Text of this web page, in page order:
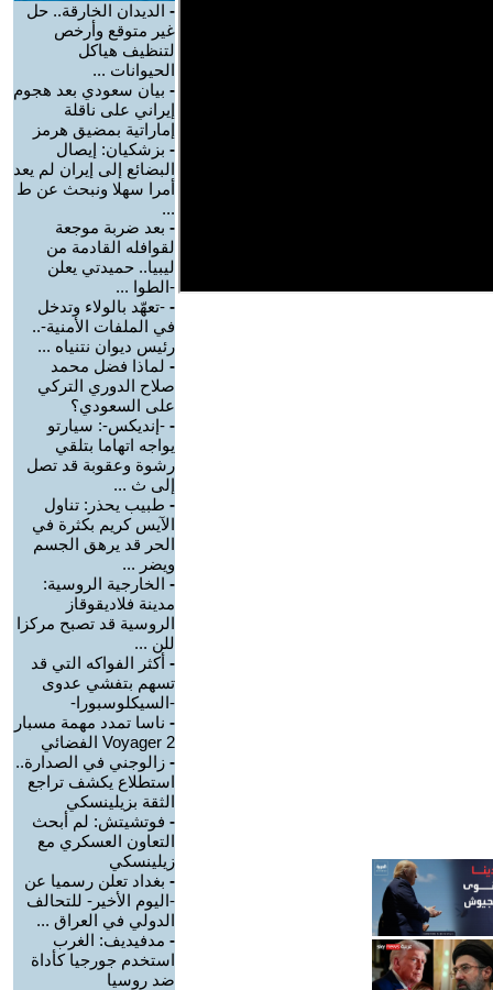
- الديدان الخارقة.. حل
غير متوقع وأرخص
لتنظيف هياكل
الحيوانات ...
- بيان سعودي بعد هجوم
إيراني على ناقلة
إماراتية بمضيق هرمز
- بزشكيان: إيصال
البضائع إلى إيران لم يعد
أمرا سهلا ونبحث عن ط
...
- بعد ضربة موجعة
لقوافله القادمة من
ليبيا.. حميدتي يعلن
-الطوا ...
- -تعهّد بالولاء وتدخل
في الملفات الأمنية-..
رئيس ديوان نتنياه ...
- لماذا فضل محمد
صلاح الدوري التركي
على السعودي؟
- -إنديكس-: سيارتو
يواجه اتهاما بتلقي
رشوة وعقوبة قد تصل
إلى ث ...
- طبيب يحذر: تناول
الآيس كريم بكثرة في
الحر قد يرهق الجسم
ويضر ...
- الخارجية الروسية:
مدينة فلاديقوقاز
الروسية قد تصبح مركزا
للن ...
- أكثر الفواكه التي قد
تسهم بتفشي عدوى
-السيكلوسبورا-
- ناسا تمدد مهمة مسبار
Voyager 2 الفضائي
- زالوجني في الصدارة..
استطلاع يكشف تراجع
الثقة بزيلينسكي
- فوتشيتش: لم أبحث
التعاون العسكري مع
زيلينسكي
- بغداد تعلن رسميا عن
-اليوم الأخير- للتحالف
الدولي في العراق ...
- مدفيديف: الغرب
استخدم جورجيا كأداة
ضد روسيا